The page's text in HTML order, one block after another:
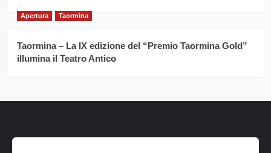
Apertura Taormina
Taormina – La IX edizione del “Premio Taormina Gold”
illumina il Teatro Antico